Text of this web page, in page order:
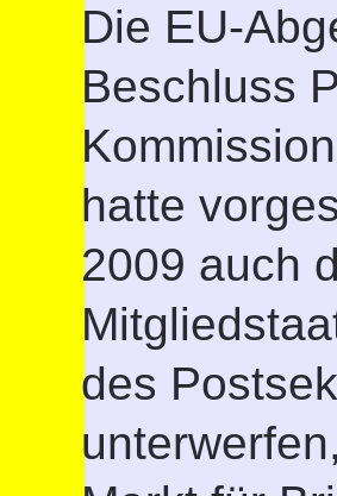
Die EU-
Beschluss
hatte
2009 auch
des